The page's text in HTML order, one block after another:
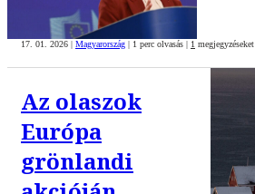
17. 01. 2026 | Magyarország | 1 perc olvasás | 1 megjegyzéseket
Az olaszok
Európa
grönlandi